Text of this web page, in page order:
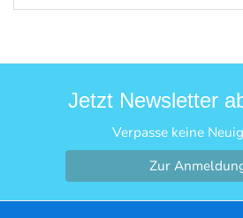
Jetzt Newsletter
Verpasse keine
Zur